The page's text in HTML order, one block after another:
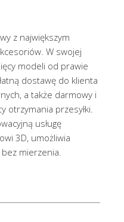
z największym
W swojej
modeli od prawie
dostawę do klienta
a także darmowy i
otrzymania przesyłki.
usługę
3D, umożliwia
mierzenia.